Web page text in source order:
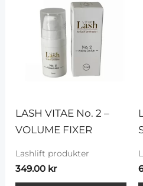
LASH VITAE No. 2 –
VOLUME FIXER
Lashlift produkter
349.00 kr